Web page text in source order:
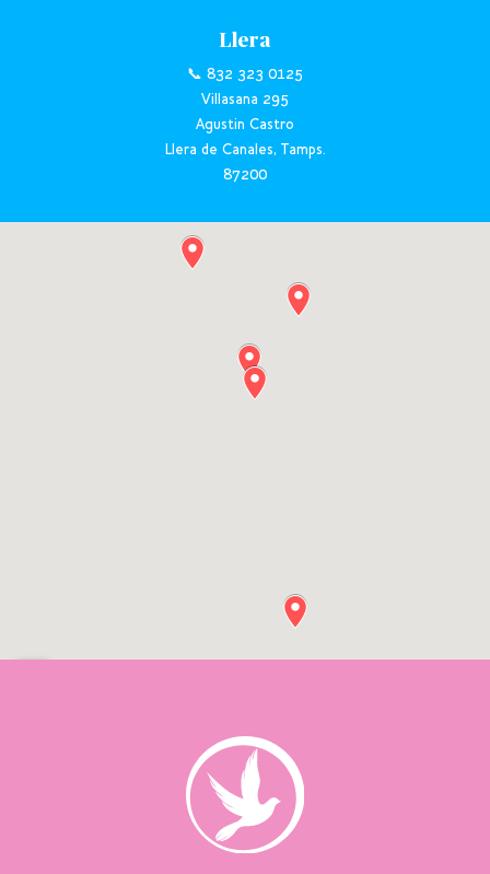
Llera
📞 832 323 0125
Villasana 295
Agustin Castro
Llera de Canales, Tamps.
87200